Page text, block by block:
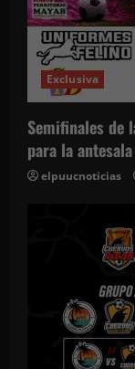
Exclusiva
Semifinales de
para la
elpuucnoticias